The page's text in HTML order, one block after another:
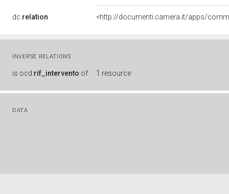
dc:relation
INVERSE RELATIONS
is ocd:rif_intervento of 1 resource
DATA